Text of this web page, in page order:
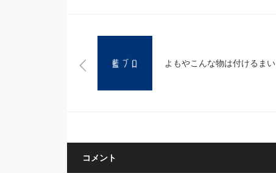
よもやこんな物は付けるまい
コメント